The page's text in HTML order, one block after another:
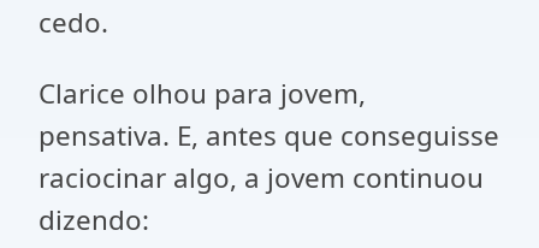
cedo.
Clarice olhou para jovem,
pensativa. E, antes que conseguisse
raciocinar algo, a jovem continuou
dizendo: